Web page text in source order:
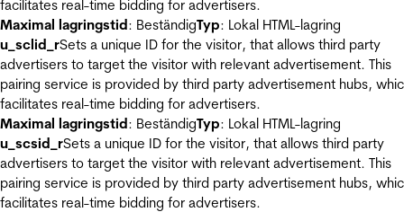
facilitates real-time bidding for advertisers.
Maximal lagringstid: BeständigTyp: Lokal HTML-lagring
u_sclid_rSets a unique ID for the visitor, that allows third party
advertisers to target the visitor with relevant advertisement. This
pairing service is provided by third party advertisement hubs,
facilitates real-time bidding for advertisers.
Maximal lagringstid: BeständigTyp: Lokal HTML-lagring
u_scsid_rSets a unique ID for the visitor, that allows third party
advertisers to target the visitor with relevant advertisement. This
pairing service is provided by third party advertisement hubs,
facilitates real-time bidding for advertisers.